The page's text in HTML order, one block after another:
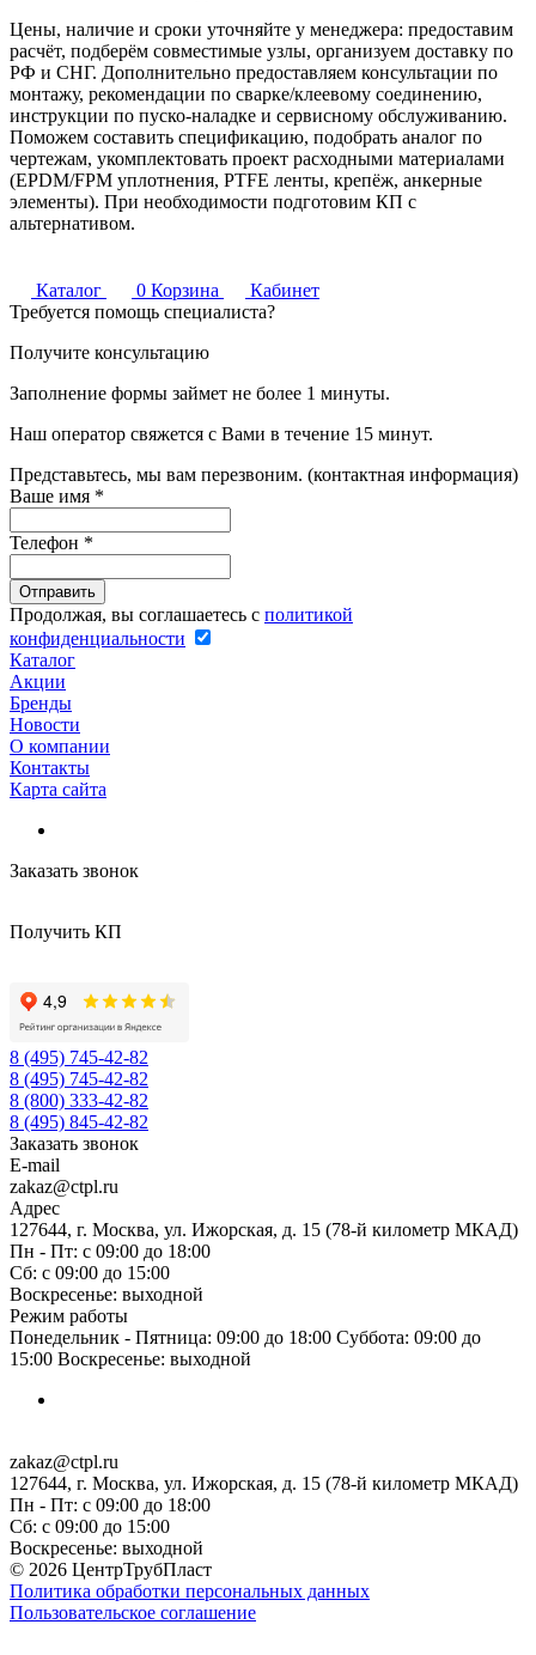
Цены, наличие и сроки уточняйте у менеджера: предоставим
расчёт, подберём совместимые узлы, организуем доставку по
РФ и СНГ. Дополнительно предоставляем консультации по
монтажу, рекомендации по сварке/клеевому соединению,
инструкции по пуско‑наладке и сервисному обслуживанию.
Поможем составить спецификацию, подобрать аналог по
чертежам, укомплектовать проект расходными материалами
(EPDM/FPM уплотнения, PTFE ленты, крепёж, анкерные
элементы). При необходимости подготовим КП с
альтернативом.
Каталог 0 Корзина
Кабинет
Требуется помощь специалиста?
Получите консультацию
Заполнение формы займет не более 1 минуты.
Наш оператор свяжется с Вами в течение 15 минут.
Представьтесь, мы вам перезвоним. (контактная информация)
Ваше имя *
Телефон *
Продолжая, вы соглашаетесь с политикой
конфиденциальности
Каталог
Акции
Бренды
Новости
О компании
Контакты
Карта сайта
Заказать звонок
Получить КП
8 (495) 745-42-82
8 (495) 745-42-82
8 (800) 333-42-82
8 (495) 845-42-82
Заказать звонок
E-mail
zakaz@ctpl.ru
Адрес
127644, г. Москва, ул. Ижорская, д. 15 (78-й километр МКАД)
Пн - Пт: с 09:00 до 18:00
Сб: с 09:00 до 15:00
Воскресенье: выходной
Режим работы
Понедельник - Пятница: 09:00 до 18:00 Суббота: 09:00 до
15:00 Воскресенье: выходной
zakaz@ctpl.ru
127644, г. Москва, ул. Ижорская, д. 15 (78-й километр МКАД)
Пн - Пт: с 09:00 до 18:00
Сб: с 09:00 до 15:00
Воскресенье: выходной
© 2026 ЦентрТрубПласт
Политика обработки персональных данных
Пользовательское соглашение